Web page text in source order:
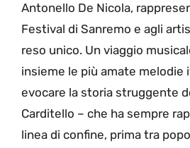
Antonello De Nicola,
Festival di Sanremo e agli
reso unico. Un viaggio
insieme le più amate melodie
evocare la storia struggente
Carditello – che ha sempre
linea di confine, prima tra